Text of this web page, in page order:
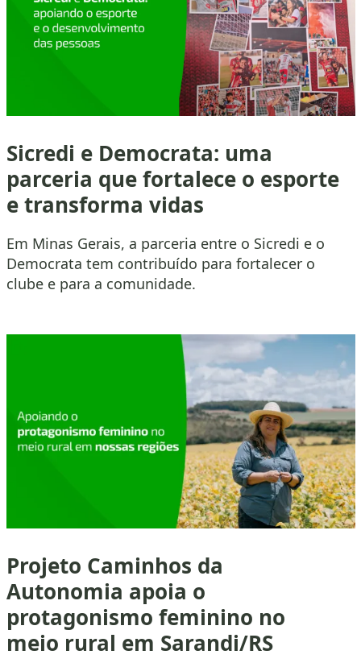
Sicredi e Democrata: uma
parceria que fortalece o esporte
e transforma vidas
Em Minas Gerais, a parceria entre o Sicredi e o
Democrata tem contribuído para fortalecer o
clube e para a comunidade.
Projeto Caminhos da
Autonomia apoia o
protagonismo feminino no
meio rural em Sarandi/RS